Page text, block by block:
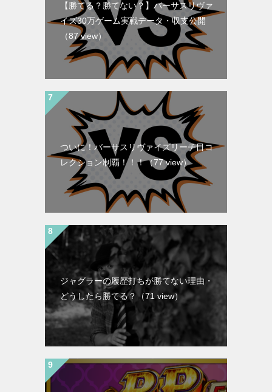
【勝てる？勝てない？】バーサスリヴァ
イズ30万ゲーム実戦データ・収支公開
（87 view）
ついに！バーサスリヴァイズリーチ目コ
レクション制覇！！！（77 view）
ジャグラーの履歴打ちが勝てない理由・
どうしたら勝てる？ （71 view）